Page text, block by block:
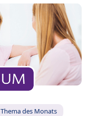
Thema des Monats